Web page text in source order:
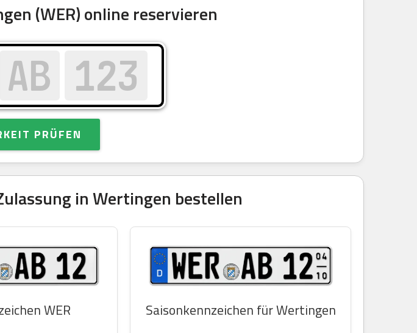
(WER) online reservieren
PRÜFEN
in Wertingen bestellen
WER Saisonkennzeichen für Wertingen